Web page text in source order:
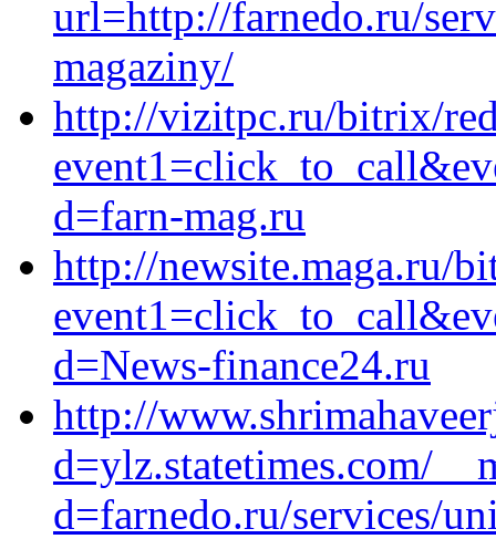
url=http://farnedo.ru/
magaziny/
http://vizitpc.ru/bitrix/
d=farn-mag.ru
http://newsite.maga.ru/
d=News-finance24.ru
http://
d=ylz.statetimes.com/
d=farnedo.ru/services/